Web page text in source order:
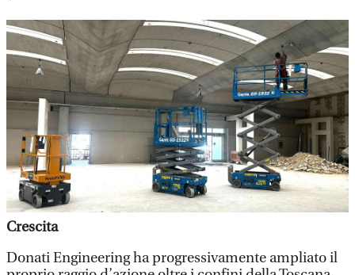
Crescita
Donati Engineering ha progressivamente ampliato il